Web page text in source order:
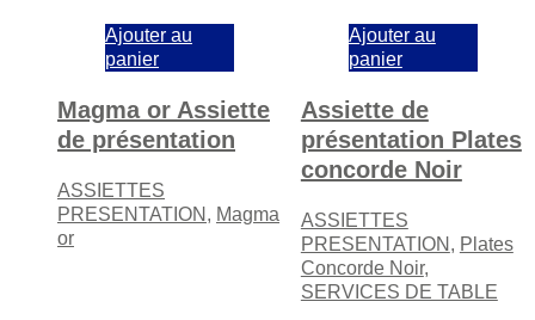
Ajouter au
panier
Magma or Assiette
de présentation
ASSIETTES
PRESENTATION , Magma
or
Ajouter au
panier
Assiette de
présentation Plates
concorde Noir
ASSIETTES
PRESENTATION , Plates
Concorde Noir,
SERVICES DE TABLE